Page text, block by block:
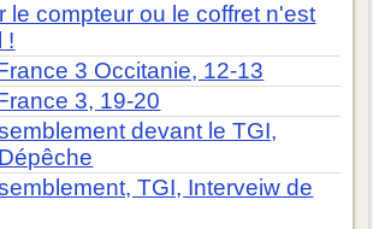
le compteur ou le coffret n'est
!
3 Occitanie, 12-13
3, 19-20
devant le TGI,
TGI, Interveiw de